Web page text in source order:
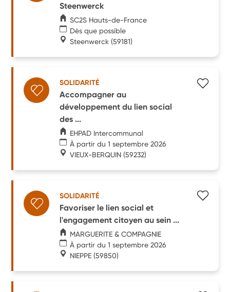
Steenwerck
SC2S Hauts-de-France
Dès que possible
Steenwerck (59181)
SOLIDARITÉ
Accompagner au
développement du lien social
des ...
EHPAD Intercommunal
À partir du 1 septembre 2026
VIEUX-BERQUIN (59232)
SOLIDARITÉ
Favoriser le lien social et
l'engagement citoyen au sein ...
MARGUERITE & COMPAGNIE
À partir du 1 septembre 2026
NIEPPE (59850)